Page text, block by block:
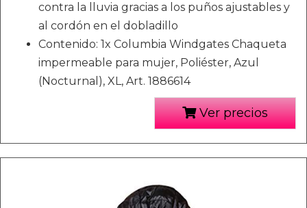
contra la lluvia gracias a los puños ajustables y
al cordón en el dobladillo
Contenido: 1x Columbia Windgates Chaqueta
impermeable para mujer, Poliéster, Azul
(Nocturnal), XL, Art. 1886614
Ver precios